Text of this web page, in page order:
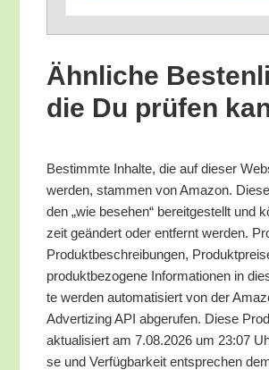
Ähn­li­che
die Du prü­fen
Bestimm­te Inhal­te, die auf die­ser
wer­den, stam­men von Ama­zon.
den „wie bese­hen“ bereit­ge­stellt und
zeit geän­dert oder ent­fernt wer­den.
Pro­dukt­be­schrei­bun­gen,
pro­dukt­be­zo­ge­ne Infor­ma­tio­nen in
te wer­den auto­ma­ti­siert von der
Adver­tiz­ing API abge­ru­fen. Die­se
aktua­li­siert am 7.08.2026 um 23:07
se und Ver­füg­bar­keit ent­spre­chen